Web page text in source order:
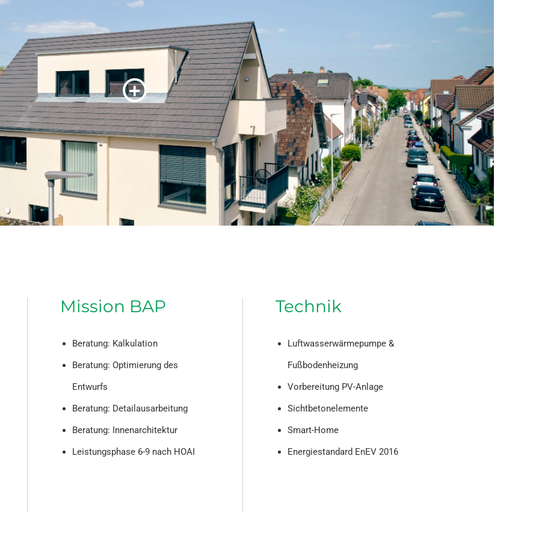
Mission BAP
Beratung: Kalkulation
Beratung: Optimierung des
Entwurfs
Beratung: Detailausarbeitung
Beratung: Innenarchitektur
Leistungsphase 6-9 nach HOAI
Technik
Luftwasserwärmepumpe &
Fußbodenheizung
Vorbereitung PV-Anlage
Sichtbetonelemente
Smart-Home
Energiestandard EnEV 2016